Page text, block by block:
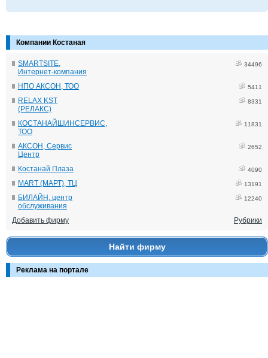
Компании Костаная
SMARTSITE,
Интернет-компания
34496
НПО АКСОН, ТОО 5411
RELAX KST
(РЕЛАКС)
8331
КОСТАНАЙШИНСЕРВИС,
ТОО
11831
АКСОН, Сервис
Центр
2652
Костанай Плаза 4090
MART (МАРТ), ТЦ 13191
БИЛАЙН, центр
обслуживания
12240
Добавить фирму Рубрики
Найти фирму
Реклама на портале